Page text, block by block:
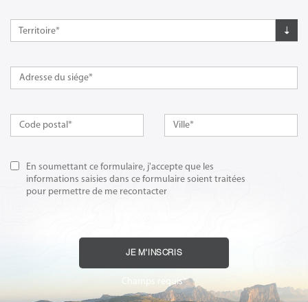
Territoire*
En soumettant ce formulaire, j'accepte que les
informations saisies dans ce formulaire soient traitées
pour permettre de me recontacter
JE M'INSCRIS
Champs requis*